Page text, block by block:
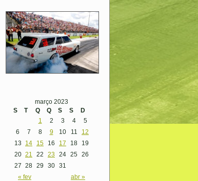
março 2023
S
T Q Q S S D
« fev abr »
1 2 3 4
5
6
7 8 9 10 11
12
13
14 15 16 17 18
19
20 21 22 23 24 25 26
27 28 29 30 31